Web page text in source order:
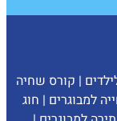
| קורס שחיה
למבוגרים | חוג